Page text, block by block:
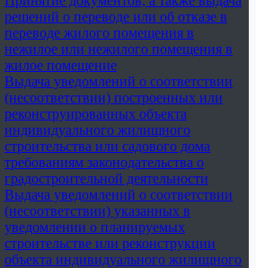
решений о переводе или об отказе в
переводе жилого помещения в
нежилое или нежилого помещения в
жилое помещение
Выдача уведомлений о соответствии
(несоответствии) построенных или
реконструированных объекта
индивидуального жилищного
строительства или садового дома
требованиям законодательства о
градостроительной деятельности
Выдача уведомлений о соответствии
(несоответствии) указанных в
уведомлении о планируемых
строительстве или реконструкции
объекта индивидуального жилищного